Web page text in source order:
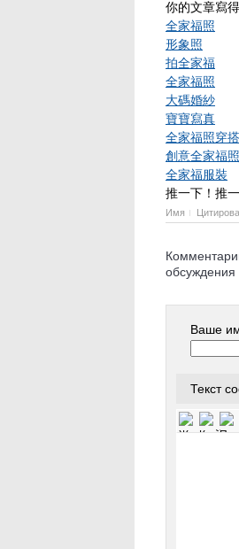
你的文章寫
全家福照
形象照
拍全家福
全家福照
大碼婚紗
寶寶寫真
全家福照穿搭
創意全家福照
全家福服裝
推一下！推
Имя
обсуждения
Ваше
Текст